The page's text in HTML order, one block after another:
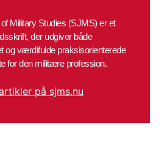
Military Studies (SJMS) er et
der udgiver både
og værdifulde praksisorienterede
for den militære profession.
på sjms.nu